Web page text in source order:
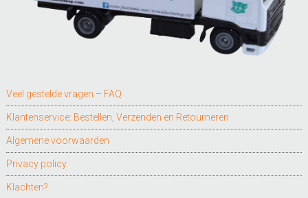
Veel gestelde vragen – FAQ
Klantenservice: Bestellen, Verzenden en Retourneren
Algemene voorwaarden
Privacy policy
Klachten?